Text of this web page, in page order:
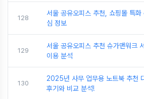
128
서울 공유오피스 추천, 쇼핑몰 특화
심 정보
129
서울 공유오피스 추천 슈가맨워크
이용 분석
130
2025년 사무 업무용 노트북 추천
후기와 비교 분석!